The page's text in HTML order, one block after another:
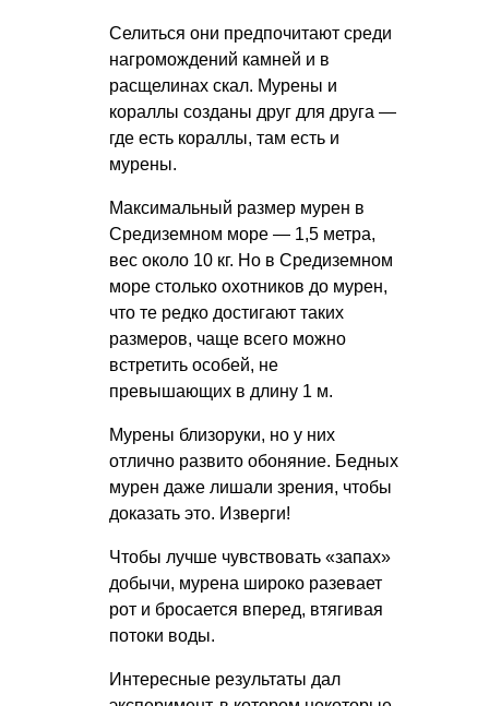
Селиться они предпочитают среди
нагромождений камней и в
расщелинах скал. Мурены и
кораллы созданы друг для друга —
где есть кораллы, там есть и
мурены.
Максимальный размер мурен в
Средиземном море — 1,5 метра,
вес около 10 кг. Но в Средиземном
море столько охотников до мурен,
что те редко достигают таких
размеров, чаще всего можно
встретить особей, не
превышающих в длину 1 м.
Мурены близоруки, но у них
отлично развито обоняние. Бедных
мурен даже лишали зрения, чтобы
доказать это. Изверги!
Чтобы лучше чувствовать «запах»
добычи, мурена широко разевает
рот и бросается вперед, втягивая
потоки воды.
Интересные результаты дал